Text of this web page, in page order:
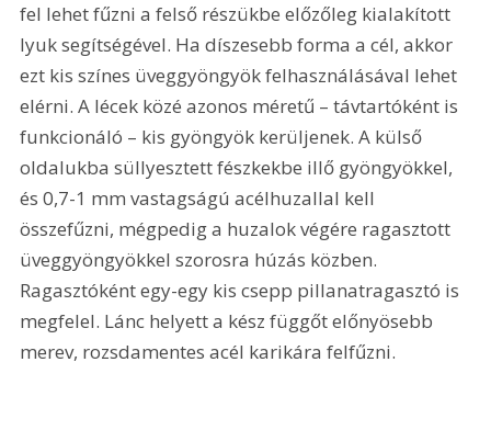
fel lehet fűzni a felső részükbe előzőleg kialakított
lyuk segítségével. Ha díszesebb forma a cél, akkor
ezt kis színes üveggyöngyök felhasználásával lehet
elérni. A lécek közé azonos méretű – távtartóként is
funkcionáló – kis gyöngyök kerüljenek. A külső
oldalukba süllyesztett fészkekbe illő gyöngyökkel,
és 0,7-1 mm vastagságú acélhuzallal kell
összefűzni, mégpedig a huzalok végére ragasztott
üveggyöngyökkel szorosra húzás közben.
Ragasztóként egy-egy kis csepp pillanatragasztó is
megfelel. Lánc helyett a kész függőt előnyösebb
merev, rozsdamentes acél karikára felfűzni.